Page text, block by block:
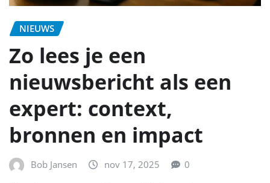
NIEUWS
Zo lees je een
nieuwsbericht als een
expert: context,
bronnen en impact
Bob Jansen nov 17, 2025 0